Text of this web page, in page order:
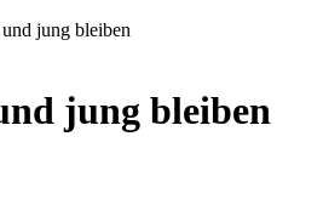
jung bleiben
jung bleiben